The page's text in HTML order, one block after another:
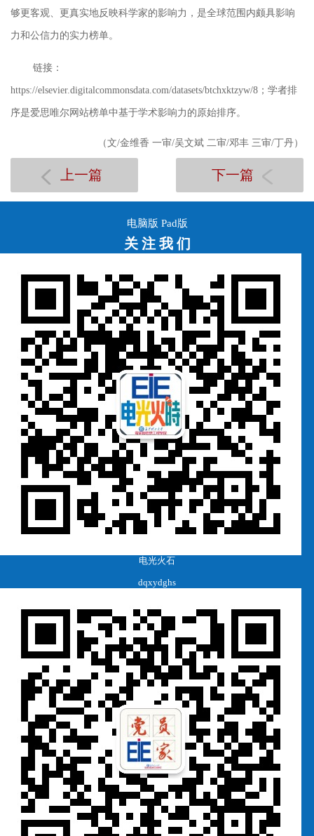
够更客观、更真实地反映科学家的影响力，是全球范围内颇具影响
力和公信力的实力榜单。
链接：
https://elsevier.digitalcommonsdata.com/datasets/btchxktzyw/8；学者排
序是爱思唯尔网站榜单中基于学术影响力的原始排序。
（文/金维香 一审/吴文斌 二审/邓丰 三审/丁丹）
上一篇 下一篇
电脑版 Pad版
关 注 我 们
电光火石
dqxydghs